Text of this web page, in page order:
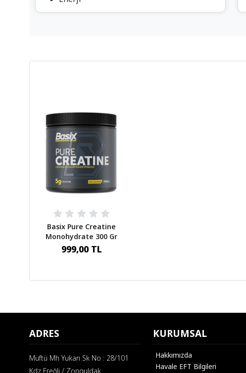
Basix Pure Creatine
Monohydrate 300 Gr
Aromasız 300 Gr
999,00 TL
ADRES
Müftü Mh Yukarı Sk No : 28/101
Kdz Ereğli / Zonguldak
KURUMSAL
Hakkımızda
Havale EFT Bilgileri